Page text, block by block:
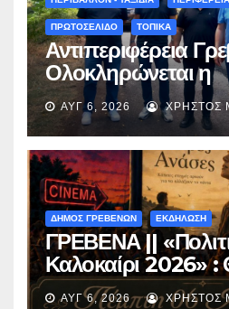
ΠΡΩΤΟΣΕΛΙΔΟ ΤΟΠΙΚΑ
Αντιπεριφέρεια
Ολοκληρώνεται η
ασφαλτόστρωση
Περιβόλι – Αβδέλλα
ΑΥΓ 6, 2026 ΧΡΉΣΤΟΣ
ΔΗΜΟΣ ΓΡΕΒΕΝΩΝ ΕΚΔΗΛΩΣΗ
ΓΡΕΒΕΝΑ ||
Καλοκαίρι 2026» :
με την βραβευμένη
ΑΥΓ 6, 2026 ΧΡΉΣΤΟΣ